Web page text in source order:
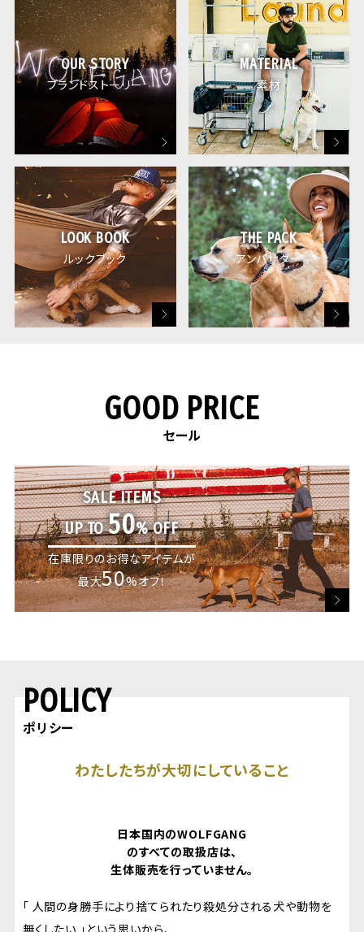
OUR STORY
ブランドストーリー
MATERIAL
素材
LOOK BOOK
ルックブック
THE PACK
アンバサダー
GOOD PRICE
セール
SALE ITEMS
UP TO50% OFF
在庫限りのお得なアイテムが
最大50%オフ！
POLICY
ポリシー
わたしたちが大切にしていること
日本国内のWOLFGANG
のすべての取扱店は、
生体販売を行っていません。
「 人間の身勝手により捨てられたり殺処分される犬や動物を
無くしたい 」という思いから、